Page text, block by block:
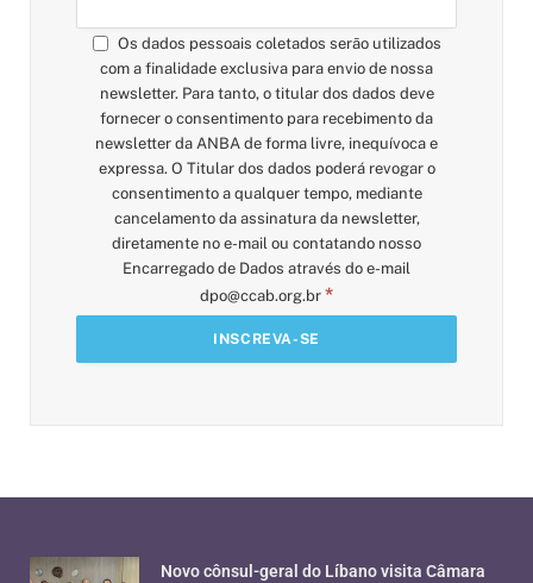
Os dados pessoais coletados serão utilizados
com a finalidade exclusiva para envio de nossa
newsletter. Para tanto, o titular dos dados deve
fornecer o consentimento para recebimento da
newsletter da ANBA de forma livre, inequívoca e
expressa. O Titular dos dados poderá revogar o
consentimento a qualquer tempo, mediante
cancelamento da assinatura da newsletter,
diretamente no e-mail ou contatando nosso
Encarregado de Dados através do e-mail
dpo@ccab.org.br *
Novo cônsul-geral do Líbano visita Câmara